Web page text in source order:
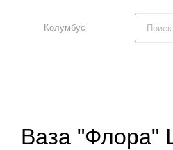
Колумбус
Ваза "Флора"